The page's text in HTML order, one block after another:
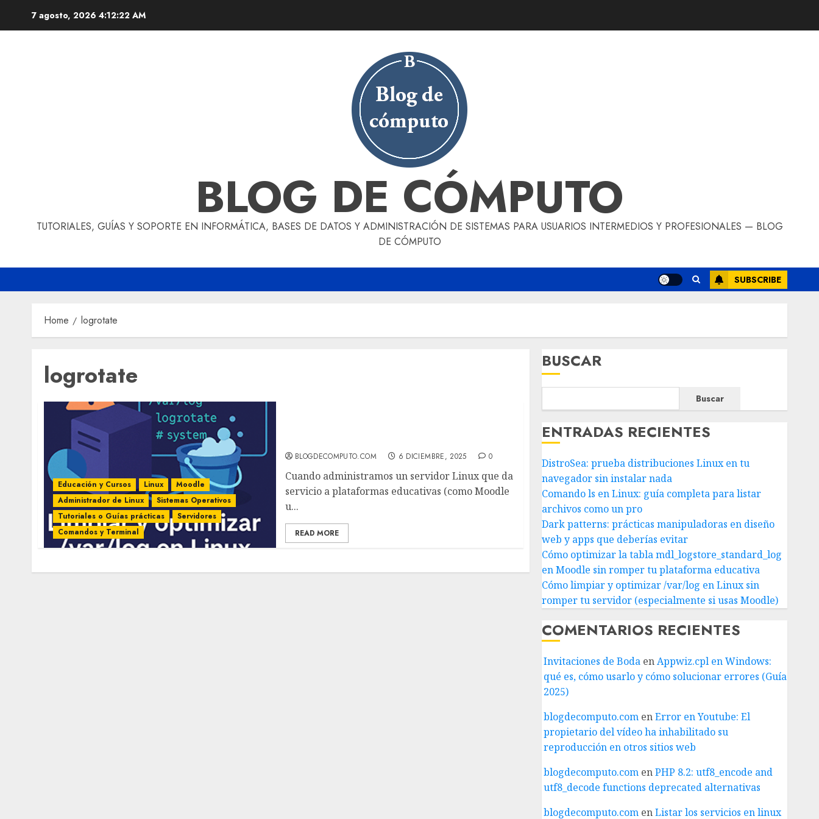
7 agosto, 2026 4:12:23 AM
BLOG DE CÓMPUTO
TUTORIALES, GUÍAS Y SOPORTE EN INFORMÁTICA, BASES DE DATOS Y ADMINISTRACIÓN DE SISTEMAS PARA USUARIOS INTERMEDIOS Y PROFESIONALES — BLOG
DE CÓMPUTO
SUBSCRIBE
Home logrotate
logrotate
Educación y Cursos Linux
Moodle
Administrador de Linux
Sistemas Operativos
Tutoriales o Guías prácticas
Servidores
Comandos y Terminal
BLOGDECOMPUTO.COM 6 DICIEMBRE, 2025 0
Cuando administramos un servidor Linux que da
servicio a plataformas educativas (como Moodle
u...
READ MORE
BUSCAR
Buscar
ENTRADAS RECIENTES
DistroSea: prueba distribuciones Linux en tu
navegador sin instalar nada
Comando ls en Linux: guía completa para listar
archivos como un pro
Dark patterns: prácticas manipuladoras en diseño
web y apps que deberías evitar
Cómo optimizar la tabla mdl_logstore_standard_log
en Moodle sin romper tu plataforma educativa
Cómo limpiar y optimizar /var/log en Linux sin
romper tu servidor (especialmente si usas Moodle)
COMENTARIOS RECIENTES
Invitaciones de BodaenAppwiz.cpl en Windows:
qué es, cómo usarlo y cómo solucionar errores (Guía
2025)
blogdecomputo.comenError en Youtube: El
propietario del vídeo ha inhabilitado su
reproducción en otros sitios web
blogdecomputo.comenPHP 8.2: utf8_encode and
utf8_decode functions deprecated alternativas
blogdecomputo.comenListar los servicios en linux